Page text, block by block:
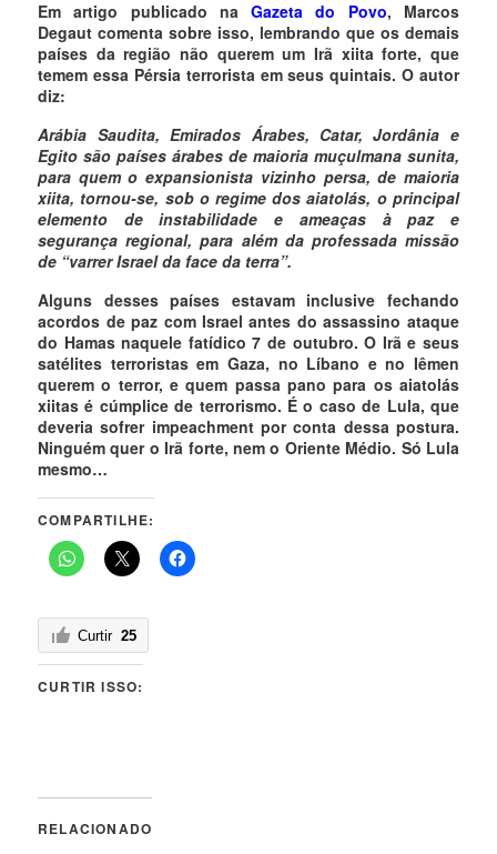
Em artigo publicado naGazeta do Povo, Marcos
Degaut comenta sobre isso, lembrando que os demais
países da região não querem um Irã xiita forte, que
temem essa Pérsia terrorista em seus quintais. O autor
diz:
Arábia Saudita, Emirados Árabes, Catar, Jordânia e
Egito são países árabes de maioria muçulmana sunita,
para quem o expansionista vizinho persa, de maioria
xiita, tornou-se, sob o regime dos aiatolás, o principal
elemento de instabilidade e ameaças à paz e
segurança regional, para além da professada missão
de “varrer Israel da face da terra”.
Alguns desses países estavam inclusive fechando
acordos de paz com Israel antes do assassino ataque
do Hamas naquele fatídico 7 de outubro. O Irã e seus
satélites terroristas em Gaza, no Líbano e no Iêmen
querem o terror, e quem passa pano para os aiatolás
xiitas é cúmplice de terrorismo. É o caso de Lula, que
deveria sofrer impeachment por conta dessa postura.
Ninguém quer o Irã forte, nem o Oriente Médio. Só Lula
mesmo…
COMPARTILHE:
Curtir 25
CURTIR ISSO:
RELACIONADO